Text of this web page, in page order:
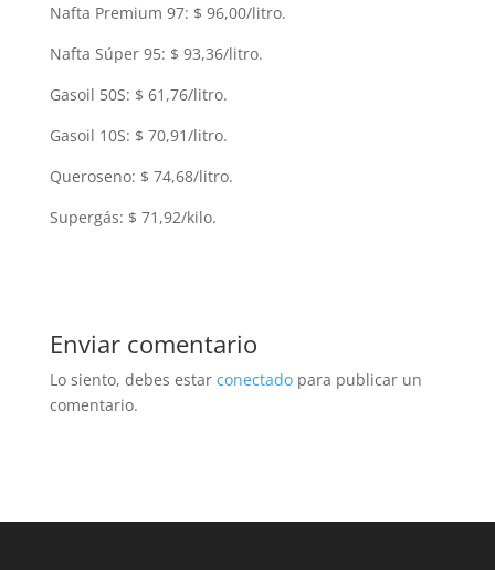
Nafta Premium 97: $ 96,00/litro.
Nafta Súper 95: $ 93,36/litro.
Gasoil 50S: $ 61,76/litro.
Gasoil 10S: $ 70,91/litro.
Queroseno: $ 74,68/litro.
Supergás: $ 71,92/kilo.
Enviar comentario
Lo siento, debes estar conectadopara publicar un
comentario.